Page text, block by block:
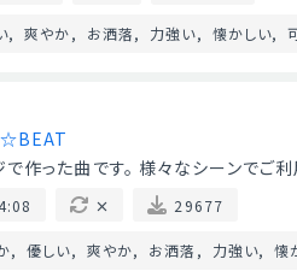
爽やか お洒落 力強い 懐かしい
作った曲です。 様々なシーンでご
4:08 29677
優しい 爽やか お洒落 力強い 懐